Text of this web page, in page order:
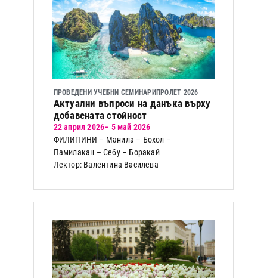
ПРОВЕДЕНИ УЧЕБНИ СЕМИНАРИПРОЛЕТ 2026
Актуални въпроси на данъка върху
добавената стойност
22 април 2026– 5 май 2026
ФИЛИПИНИ – Манила – Бохол –
Памилакан – Себу – Боракай
Лектор: Валентина Василева